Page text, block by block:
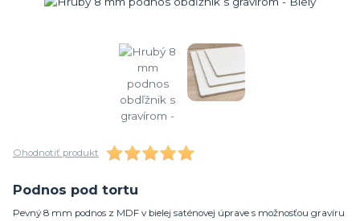
Ohodnotiť produkt
Podnos pod tortu
Pevný 8 mm podnos z MDF v bielej saténovej úprave s možnosťou gravíru